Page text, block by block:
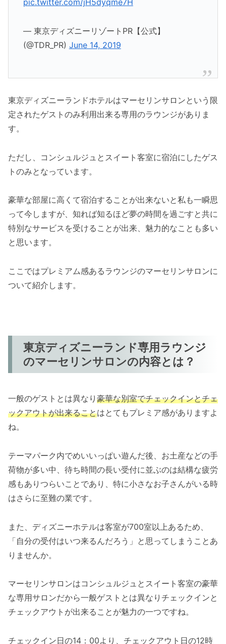
pic.twitter.com/jH5dyqme7H
— 東京ディズニーリゾートPR【公式】
(@TDR_PR) June 14, 2019
東京ディズニーランドホテルはマーセリンサロンという限
定されたゲストのみ利用出来る専用のラウンジがありま
す。
ただし、コンシュルジュとスイート客室に宿泊にしたゲス
トのみとなっています。
豪華な部屋に高くて宿泊することが出来ないと私も一瞬思
って今しますが、知れば知るほど夢の時間を過ごすと共に
特別なサービスを受けることが出来、魅力的なことも多い
と思います。
ここではプレミアム感あるラウンジのマーセリンサロンに
ついて紹介します。
東京ディズニーランド専用ラウンジ
のマーセリンサロンの内容とは？
一般のゲストとは異なり 豪華な別室でチェックインとチェ
ックアウトが出来ることはとてもプレミア感がありますよ
ね。
テーマパーク内でめいいっぱい遊んだ後、お土産などの手
荷物が多い中、待ち時間の長い受付に並ぶのは結構な疲労
感もありつらいことであり、特に小さなお子さんがいる時
はさらに至難の業です。
また、ディズニーホテルは客室が700室以上あるため、
「自分の受付はいつ来るんだろう」と思ってしまうことあ
りませんか。
マーセリンサロンはコンシュルジュとスイート客室の豪華
な専用サロンだから一般ゲストとは異なりチェックインと
チェックアウトが出来ることが魅力の一つですね。
チェックイン日の14：00より、チェックアウト日の12時